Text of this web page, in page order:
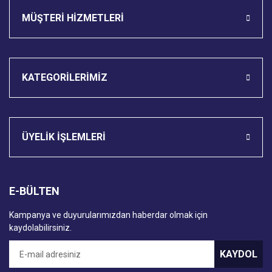
MÜŞTERİ HİZMETLERİ
KATEGORİLERİMİZ
ÜYELİK İŞLEMLERİ
E-BÜLTEN
Kampanya ve duyurularımızdan haberdar olmak için
kaydolabilirsiniz.
KAYDOL